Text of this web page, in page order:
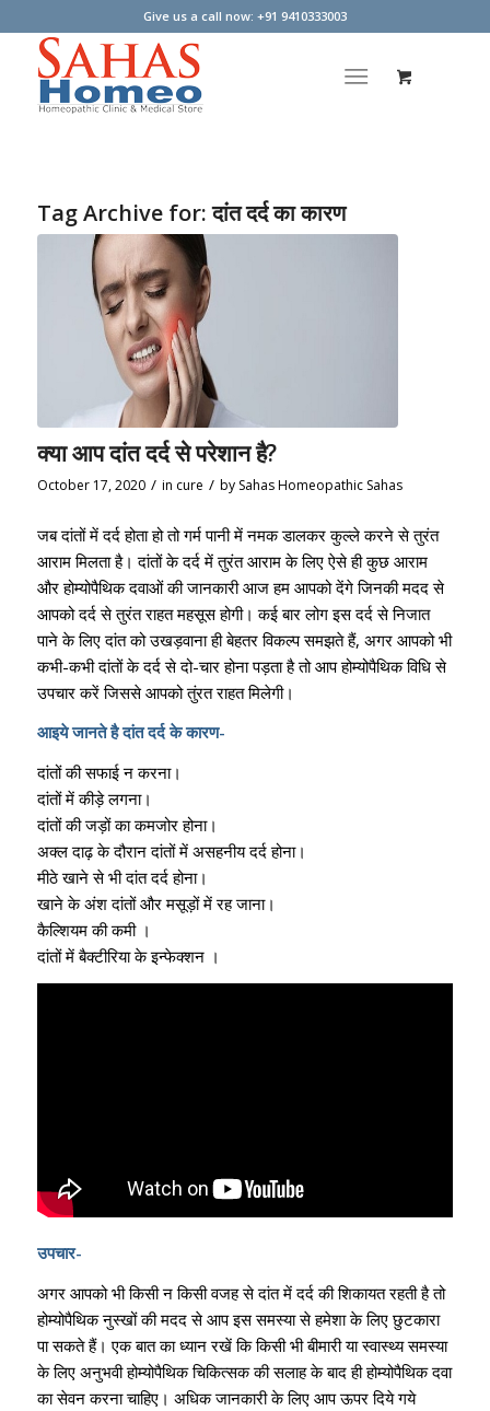
Give us a call now: +91 9410333003
Tag Archive for:दांत दर्द का कारण
क्या आप दांत दर्द से परेशान है?
October 17, 2020 / in cure / by Sahas Homeopathic Sahas
जब दांतों में दर्द होता हो तो गर्म पानी में नमक डालकर कुल्ले करने से तुरंत
आराम मिलता है। दांतों के दर्द में तुरंत आराम के लिए ऐसे ही कुछ आराम
और होम्योपैथिक दवाओं की जानकारी आज हम आपको देंगे जिनकी मदद से
आपको दर्द से तुरंत राहत महसूस होगी। कई बार लोग इस दर्द से निजात
पाने के लिए दांत को उखड़वाना ही बेहतर विकल्प समझते हैं, अगर आपको भी
कभी-कभी दांतों के दर्द से दो-चार होना पड़ता है तो आप होम्योपैथिक विधि से
उपचार करें जिससे आपको तुंरत राहत मिलेगी।
आइये जानते है दांत दर्द के कारण-
दांतों की सफाई न करना।
दांतों में कीड़े लगना।
दांतों की जड़ों का कमजोर होना।
अक्ल दाढ़ के दौरान दांतों में असहनीय दर्द होना।
मीठे खाने से भी दांत दर्द होना।
खाने के अंश दांतों और मसूड़ों में रह जाना।
कैल्शियम की कमी ।
दांतों में बैक्टीरिया के इन्फेक्शन ।
उपचार-
अगर आपको भी किसी न किसी वजह से दांत में दर्द की शिकायत रहती है तो
होम्‍योपैथिक नुस्‍खों की मदद से आप इस समस्‍या से हमेशा के लिए छुटकारा
पा सकते हैं। एक बात का ध्‍यान रखें कि किसी भी बीमारी या स्‍वास्‍थ्‍य समस्‍या
के लिए अनुभवी होम्‍योपैथिक चिकित्‍सक की सलाह के बाद ही होम्‍योपैथिक दवा
का सेवन करना चाहिए। अधिक जानकारी के लिए आप ऊपर दिये गये